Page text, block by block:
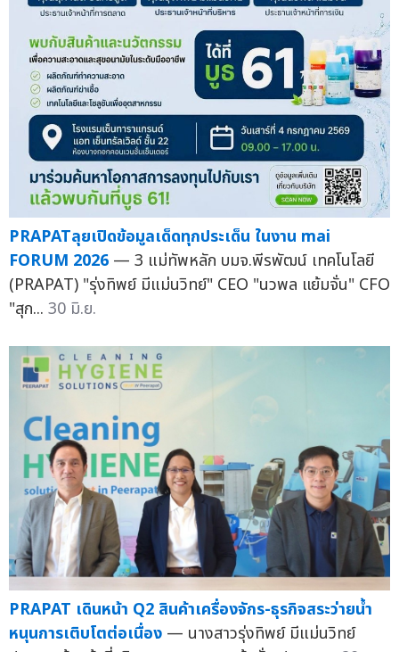
PRAPATลุยเปิดข้อมูลเด็ดทุกประเด็น ในงาน mai
FORUM 2026 — 3 แม่ทัพหลัก บมจ.พีรพัฒน์ เทคโนโลยี
(PRAPAT) "รุ่งทิพย์ มีแม่นวิทย์" CEO "นวพล แย้มจั่น" CFO
"สุก... 30 มิ.ย.
PRAPAT เดินหน้า Q2 สินค้าเครื่องจักร-ธุรกิจสระว่ายน้ำ
หนุนการเติบโตต่อเนื่อง — นางสาวรุ่งทิพย์ มีแม่นวิทย์